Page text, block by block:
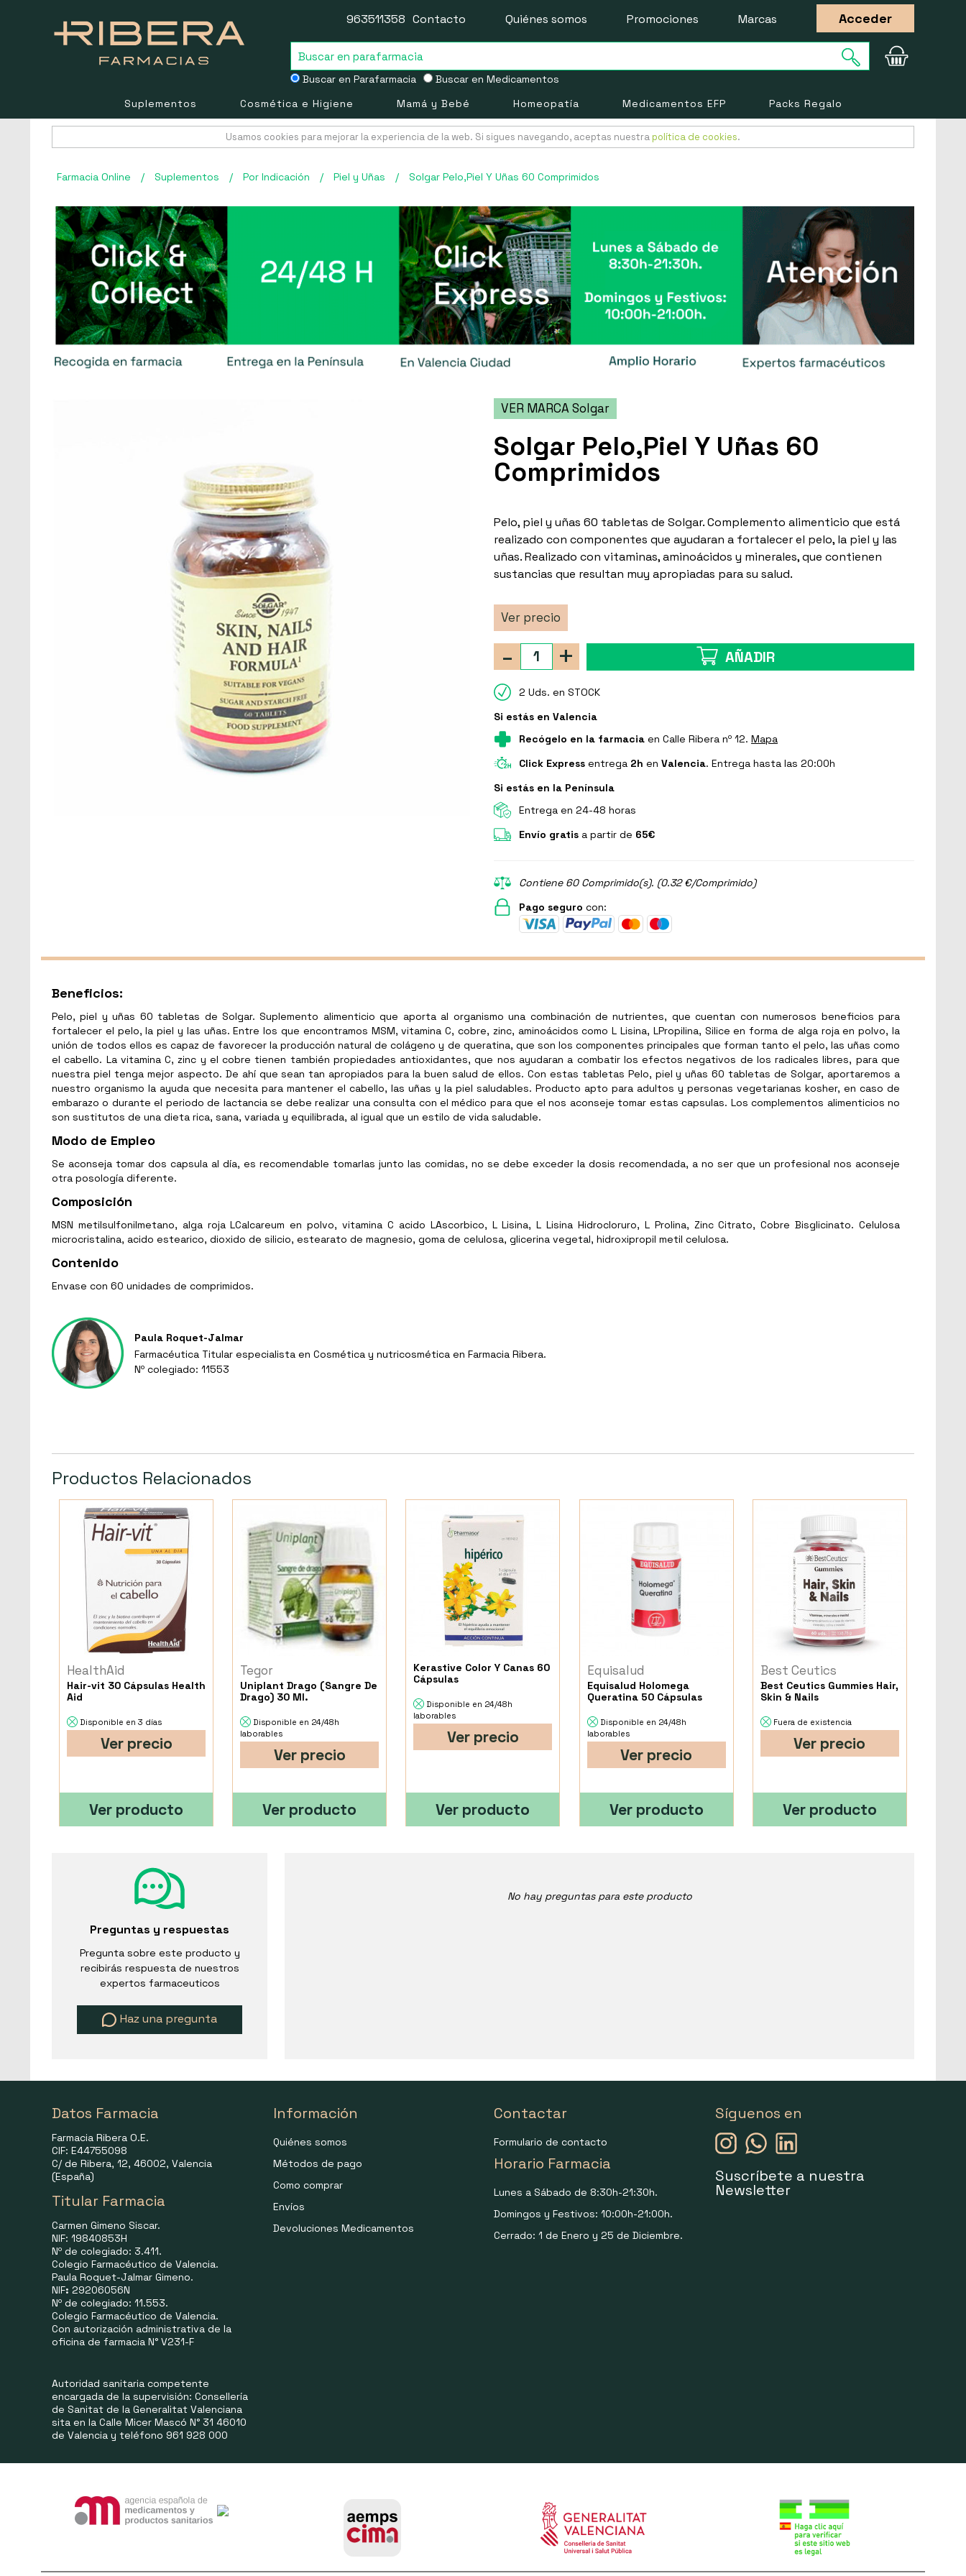
Buscar en Parafarmacia Buscar en Medicamentos
963511358 Contacto Quiénes somos Promociones Marcas Acceder
Suplementos Cosmética e Higiene Mamá y Bebé Homeopatía Medicamentos EFP Packs Regalo
Usamos cookies para mejorar la experiencia de la web. Si sigues navegando, aceptas nuestra política de cookies.
Farmacia Online / Suplementos / Por Indicación / Piel y Uñas / Solgar Pelo,Piel Y Uñas 60 Comprimidos
VER MARCA Solgar
Solgar Pelo,Piel Y Uñas 60
Comprimidos
Pelo, piel y uñas 60 tabletas de Solgar. Complemento alimenticio que está
realizado con componentes que ayudaran a fortalecer el pelo, la piel y las
uñas. Realizado con vitaminas, aminoácidos y minerales, que contienen
sustancias que resultan muy apropiadas para su salud.
Ver precio
+
- AÑADIR
2 Uds. en STOCK
Si estás en Valencia
Recógelo en la farmacia en Calle Ribera nº 12. Mapa
Click Express entrega 2h en Valencia. Entrega hasta las 20:00h
Si estás en la Península
Entrega en 24-48 horas
Envío gratis a partir de 65€
Contiene 60 Comprimido(s). (0.32 €/Comprimido)
Pago seguro con:
Beneficios:
Pelo, piel y uñas 60 tabletas de Solgar. Suplemento alimenticio que aporta al organismo una combinación de nutrientes, que cuentan con numerosos beneficios para
fortalecer el pelo, la piel y las uñas. Entre los que encontramos MSM, vitamina C, cobre, zinc, aminoácidos como L Lisina, LPropilina, Silice en forma de alga roja en polvo, la
unión de todos ellos es capaz de favorecer la producción natural de colágeno y de queratina, que son los componentes principales que forman tanto el pelo, las uñas como
el cabello. La vitamina C, zinc y el cobre tienen también propiedades antioxidantes, que nos ayudaran a combatir los efectos negativos de los radicales libres, para que
nuestra piel tenga mejor aspecto. De ahí que sean tan apropiados para la buen salud de ellos. Con estas tabletas Pelo, piel y uñas 60 tabletas de Solgar, aportaremos a
nuestro organismo la ayuda que necesita para mantener el cabello, las uñas y la piel saludables. Producto apto para adultos y personas vegetarianas kosher, en caso de
embarazo o durante el periodo de lactancia se debe realizar una consulta con el médico para que el nos aconseje tomar estas capsulas. Los complementos alimenticios no
son sustitutos de una dieta rica, sana, variada y equilibrada, al igual que un estilo de vida saludable.
Modo de Empleo
Se aconseja tomar dos capsula al día, es recomendable tomarlas junto las comidas, no se debe exceder la dosis recomendada, a no ser que un profesional nos aconseje
otra posología diferente.
Composición
MSN metilsulfonilmetano, alga roja LCalcareum en polvo, vitamina C acido LAscorbico, L Lisina, L Lisina Hidrocloruro, L Prolina, Zinc Citrato, Cobre Bisglicinato. Celulosa
microcristalina, acido estearico, dioxido de silicio, estearato de magnesio, goma de celulosa, glicerina vegetal, hidroxipropil metil celulosa.
Contenido
Envase con 60 unidades de comprimidos.
Paula Roquet-Jalmar
Farmacéutica Titular especialista en Cosmética y nutricosmética en Farmacia Ribera.
Nº colegiado: 11553
Productos Relacionados
HealthAid
Hair-vit 30 Cápsulas Health
Aid
Disponible en 3 días
Ver precio
Ver producto
Tegor
Uniplant Drago (Sangre De
Drago) 30 Ml.
Disponible en 24/48h
laborables
Ver precio
Ver producto
Kerastive Color Y Canas 60
Cápsulas
Disponible en 24/48h
laborables
Ver precio
Ver producto
Equisalud
Equisalud Holomega
Queratina 50 Cápsulas
Disponible en 24/48h
laborables
Ver precio
Ver producto
Best Ceutics
Best Ceutics Gummies Hair,
Skin & Nails
Fuera de existencia
Ver precio
Ver producto
Preguntas y respuestas
Pregunta sobre este producto y
recibirás respuesta de nuestros
expertos farmaceuticos
Haz una pregunta
No hay preguntas para este producto
Datos Farmacia
Farmacia Ribera O.E.
CIF: E44755098
C/ de Ribera, 12, 46002, Valencia
(España)
Titular Farmacia
Carmen Gimeno Siscar.
NIF: 19840853H
Nº de colegiado: 3.411.
Colegio Farmacéutico de Valencia.
Paula Roquet-Jalmar Gimeno.
NIF: 29206056N
Nº de colegiado: 11.553.
Colegio Farmacéutico de Valencia.
Con autorización administrativa de la
oficina de farmacia N° V231-F
Autoridad sanitaria competente
encargada de la supervisión: Consellería
de Sanitat de la Generalitat Valenciana
sita en la Calle Micer Mascó N° 31 46010
de Valencia y teléfono 961 928 000
Información
Quiénes somos
Métodos de pago
Como comprar
Envíos
Devoluciones Medicamentos
Contactar
Formulario de contacto
Horario Farmacia
Lunes a Sábado de 8:30h-21:30h.
Domingos y Festivos: 10:00h-21:00h.
Cerrado: 1 de Enero y 25 de Diciembre.
Síguenos en
Suscríbete a nuestra
Newsletter